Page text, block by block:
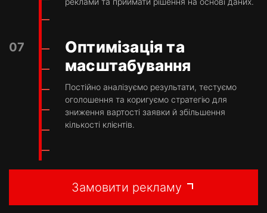
07
Оптимізація та
масштабування
Постійно аналізуємо результати, тестуємо
оголошення та коригуємо стратегію для
зниження вартості заявки й збільшення
кількості клієнтів.
Замовити рекламу